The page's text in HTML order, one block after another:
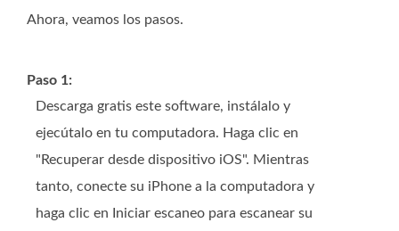
Ahora, veamos los pasos.
Paso 1:
Descarga gratis este software, instálalo y
ejecútalo en tu computadora. Haga clic en
"Recuperar desde dispositivo iOS". Mientras
tanto, conecte su iPhone a la computadora y
haga clic en Iniciar escaneo para escanear su